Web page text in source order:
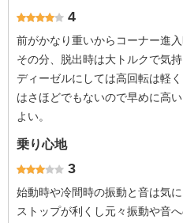
4
前がかなり重いからコーナー進入
その分、脱出時は大トルクで気
ディーゼルにしては高回転は軽
はさほどでもないので早めに高
よい。
乗り心地
3
始動時や冷間時の振動と音は気
ストップが利くし元々振動や音